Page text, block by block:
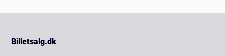
Billetsalg.dk